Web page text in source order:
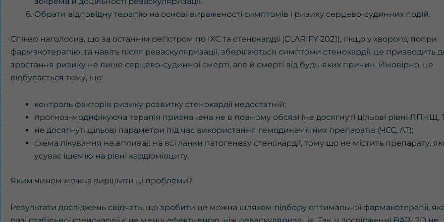
Обрати відповідну терапію на основі вираженості симптомів i ризику серцево-судинних подій.
Спікер наголосив, що за останнім регістром по ІХС та стенокардії (CLARIFY 2021), якщо у хворого, попри
фармакотерапію, та навіть після реваскуляризації, зберігаються симптоми стенокардії, це призводить
зростання ризику не лише серцево-судинної смерті, але й смерті від будь-яких причин. Ймовірно, це
відбувається тому, що:
контроль факторів ризику розвитку стенокардії недостатній;
прогноз-модифікуюча терапія призначена не в повному обсязі (не досягнуті цільові рівні ЛПНЩ,
не досягнуті цільові параметри під час використання гемодинамічних препаратів (ЧСС, АТ);
схема лікування не впливає на всі ланки патогенезу стенокардії, тому що не містить препарату,
усуває ішемію на рівні кардіоміоциту.
Яким чином можна вирішити ці проблеми?
Результати досліджень свідчать, що зробити це можна шляхом підбору оптимальної фармакотерапії,